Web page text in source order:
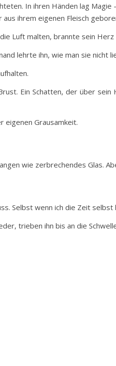
In ihren Händen lag
ihrem eigenen Fleisch
Luft malten, brannte sein Herz
lehrte ihn, wie man sie nicht
Ein Schatten, der über
eigenen Grausamkeit.
wie zerbrechendes Glas.
Selbst wenn ich die Zeit selbst
trieben ihn bis an die